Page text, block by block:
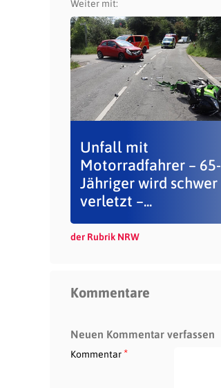
Weiter mit:
Unfall mit
Motorradfahrer – 65-
Jähriger wird schwer
verletzt –...
der Rubrik NRW
Kommentare
Neuen Kommentar verfassen
Kommentar*